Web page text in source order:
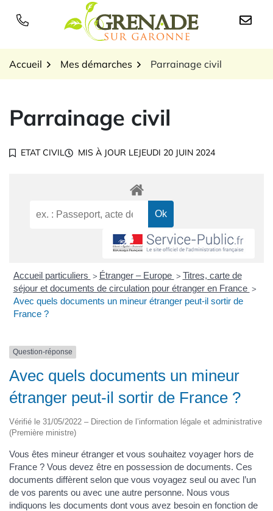
Logo Grenade sur
Accueil Mes démarches Parrainage civil
Parrainage civil
ETAT CIVIL MIS À JOUR LEJEUDI 20 JUIN 2024
Accueil particuliers > Étranger – Europe > Titres, carte de
séjour et documents de circulation pour étranger en France >
Avec quels documents un mineur étranger peut-il sortir de
France ?
Question-réponse
Avec quels documents un mineur
étranger peut-il sortir de France ?
Vérifié le 31/05/2022 – Direction de l’information légale et administrative
(Première ministre)
Vous êtes mineur étranger et vous souhaitez voyager hors de
France ? Vous devez être en possession de documents. Ces
documents diffèrent selon que vous voyagez seul ou avec l’un
de vos parents ou avec une autre personne. Nous vous
indiquons les documents dont vous avez besoin en fonction de